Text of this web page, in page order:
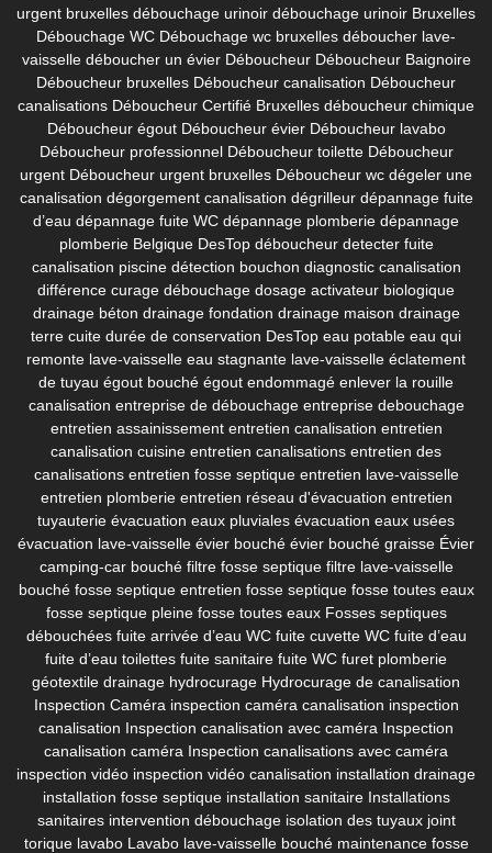
urgent bruxelles débouchage urinoir débouchage urinoir Bruxelles
Débouchage WC Débouchage wc bruxelles déboucher lave-
vaisselle déboucher un évier Déboucheur Déboucheur Baignoire
Déboucheur bruxelles Déboucheur canalisation Déboucheur
canalisations Déboucheur Certifié Bruxelles déboucheur chimique
Déboucheur égout Déboucheur évier Déboucheur lavabo
Déboucheur professionnel Déboucheur toilette Déboucheur
urgent Déboucheur urgent bruxelles Déboucheur wc dégeler une
canalisation dégorgement canalisation dégrilleur dépannage fuite
d’eau dépannage fuite WC dépannage plomberie dépannage
plomberie Belgique DesTop déboucheur detecter fuite
canalisation piscine détection bouchon diagnostic canalisation
différence curage débouchage dosage activateur biologique
drainage béton drainage fondation drainage maison drainage
terre cuite durée de conservation DesTop eau potable eau qui
remonte lave-vaisselle eau stagnante lave-vaisselle éclatement
de tuyau égout bouché égout endommagé enlever la rouille
canalisation entreprise de débouchage entreprise debouchage
entretien assainissement entretien canalisation entretien
canalisation cuisine entretien canalisations entretien des
canalisations entretien fosse septique entretien lave-vaisselle
entretien plomberie entretien réseau d'évacuation entretien
tuyauterie évacuation eaux pluviales évacuation eaux usées
évacuation lave-vaisselle évier bouché évier bouché graisse Évier
camping-car bouché filtre fosse septique filtre lave-vaisselle
bouché fosse septique entretien fosse septique fosse toutes eaux
fosse septique pleine fosse toutes eaux Fosses septiques
débouchées fuite arrivée d’eau WC fuite cuvette WC fuite d’eau
fuite d’eau toilettes fuite sanitaire fuite WC furet plomberie
géotextile drainage hydrocurage Hydrocurage de canalisation
Inspection Caméra inspection caméra canalisation inspection
canalisation Inspection canalisation avec caméra Inspection
canalisation caméra Inspection canalisations avec caméra
inspection vidéo inspection vidéo canalisation installation drainage
installation fosse septique installation sanitaire Installations
sanitaires intervention débouchage isolation des tuyaux joint
torique lavabo Lavabo lave-vaisselle bouché maintenance fosse